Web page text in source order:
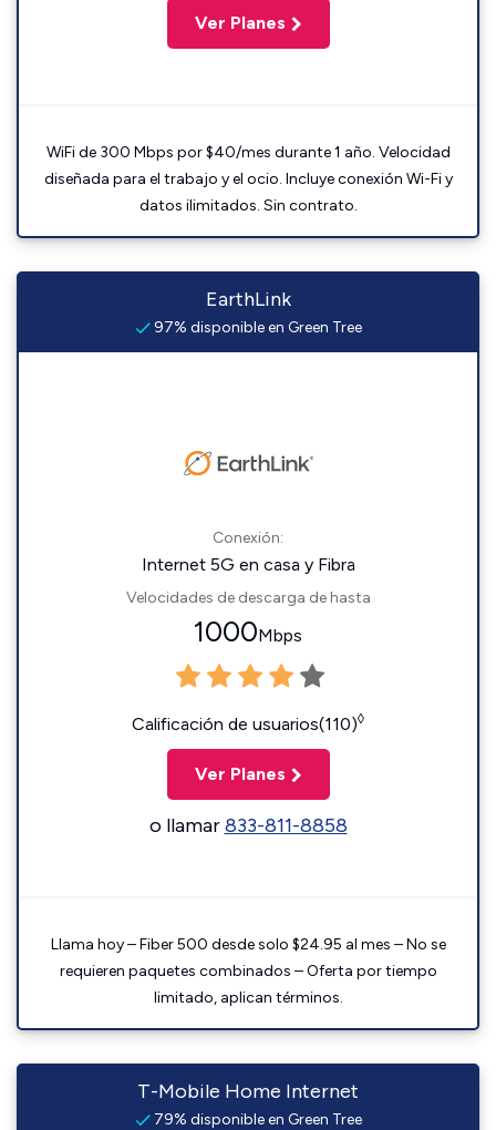
Ver Planes
WiFi de 300 Mbps por $40/mes durante 1 año. Velocidad
diseñada para el trabajo y el ocio. Incluye conexión Wi-Fi y
datos ilimitados. Sin contrato.
EarthLink
97% disponible en Green Tree
Conexión:
Internet 5G en casa y Fibra
Velocidades de descarga de hasta
1000Mbps
Calificación de usuarios(110)◊
Ver Planes
o llamar833-811-8858
Llama hoy – Fiber 500 desde solo $24.95 al mes – No se
requieren paquetes combinados – Oferta por tiempo
limitado, aplican términos.
T-Mobile Home Internet
79% disponible en Green Tree